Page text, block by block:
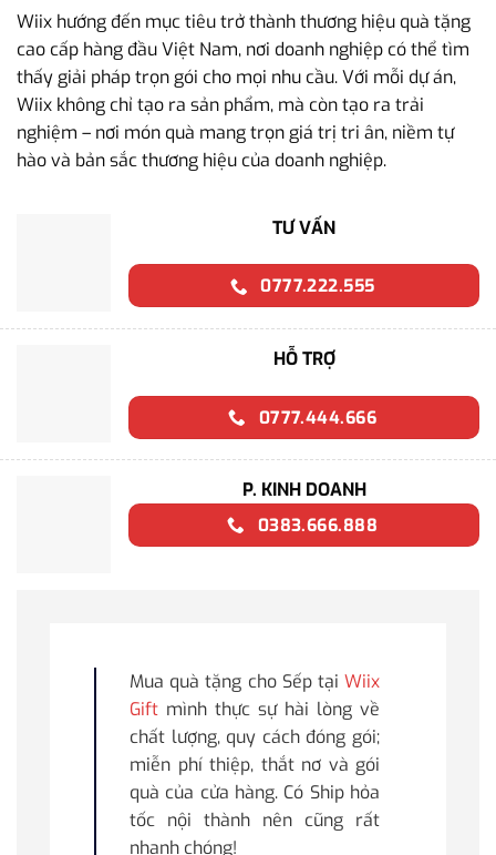
Wiix hướng đến mục tiêu trở thành thương hiệu quà tặng
cao cấp hàng đầu Việt Nam, nơi doanh nghiệp có thể tìm
thấy giải pháp trọn gói cho mọi nhu cầu. Với mỗi dự án,
Wiix không chỉ tạo ra sản phẩm, mà còn tạo ra trải
nghiệm – nơi món quà mang trọn giá trị tri ân, niềm tự
hào và bản sắc thương hiệu của doanh nghiệp.
TƯ VẤN
0777.222.555
HỖ TRỢ
0777.444.666
P. KINH DOANH
0383.666.888
Mua quà tặng cho Sếp tại Wiix
Gift mình thực sự hài lòng về
chất lượng, quy cách đóng gói;
miễn phí thiệp, thắt nơ và gói
quà của cửa hàng. Có Ship hỏa
tốc nội thành nên cũng rất
nhanh chóng!